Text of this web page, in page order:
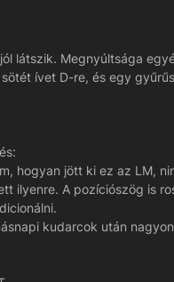
látszik. Megnyúltsága
ívet D-re, és egy
hogyan jött ki ez az LM,
ilyenre. A pozíciószög is
kudarcok után